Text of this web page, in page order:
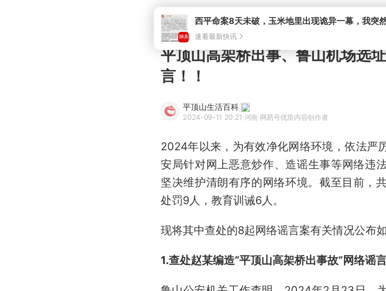
平顶山高架桥出事、鲁山机场选
言！！
平顶山生活百科
2024-09-11 20:21·河南·网易号优质内容创作者
2024年以来，为有效净化网络环境，依法严
安局针对网上恶意炒作、造谣生事等网络违
坚决维护清朗有序的网络环境。截至目前，
处罚9人，教育训诫6人。
现将其中查处的8起网络谣言案有关情况公布
1.查处赵某编造“平顶山高架桥出事故”网络谣